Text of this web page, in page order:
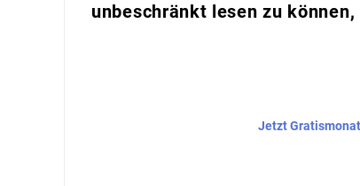
unbeschränkt lesen zu
Jetzt